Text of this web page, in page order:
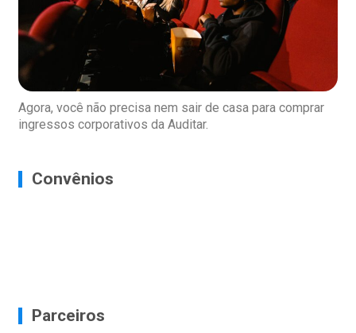
Agora, você não precisa nem sair de casa para comprar
ingressos corporativos da Auditar.
Convênios
Parceiros